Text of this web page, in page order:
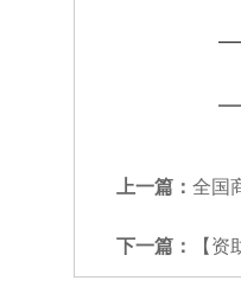
上一篇：全国
下一篇： 【